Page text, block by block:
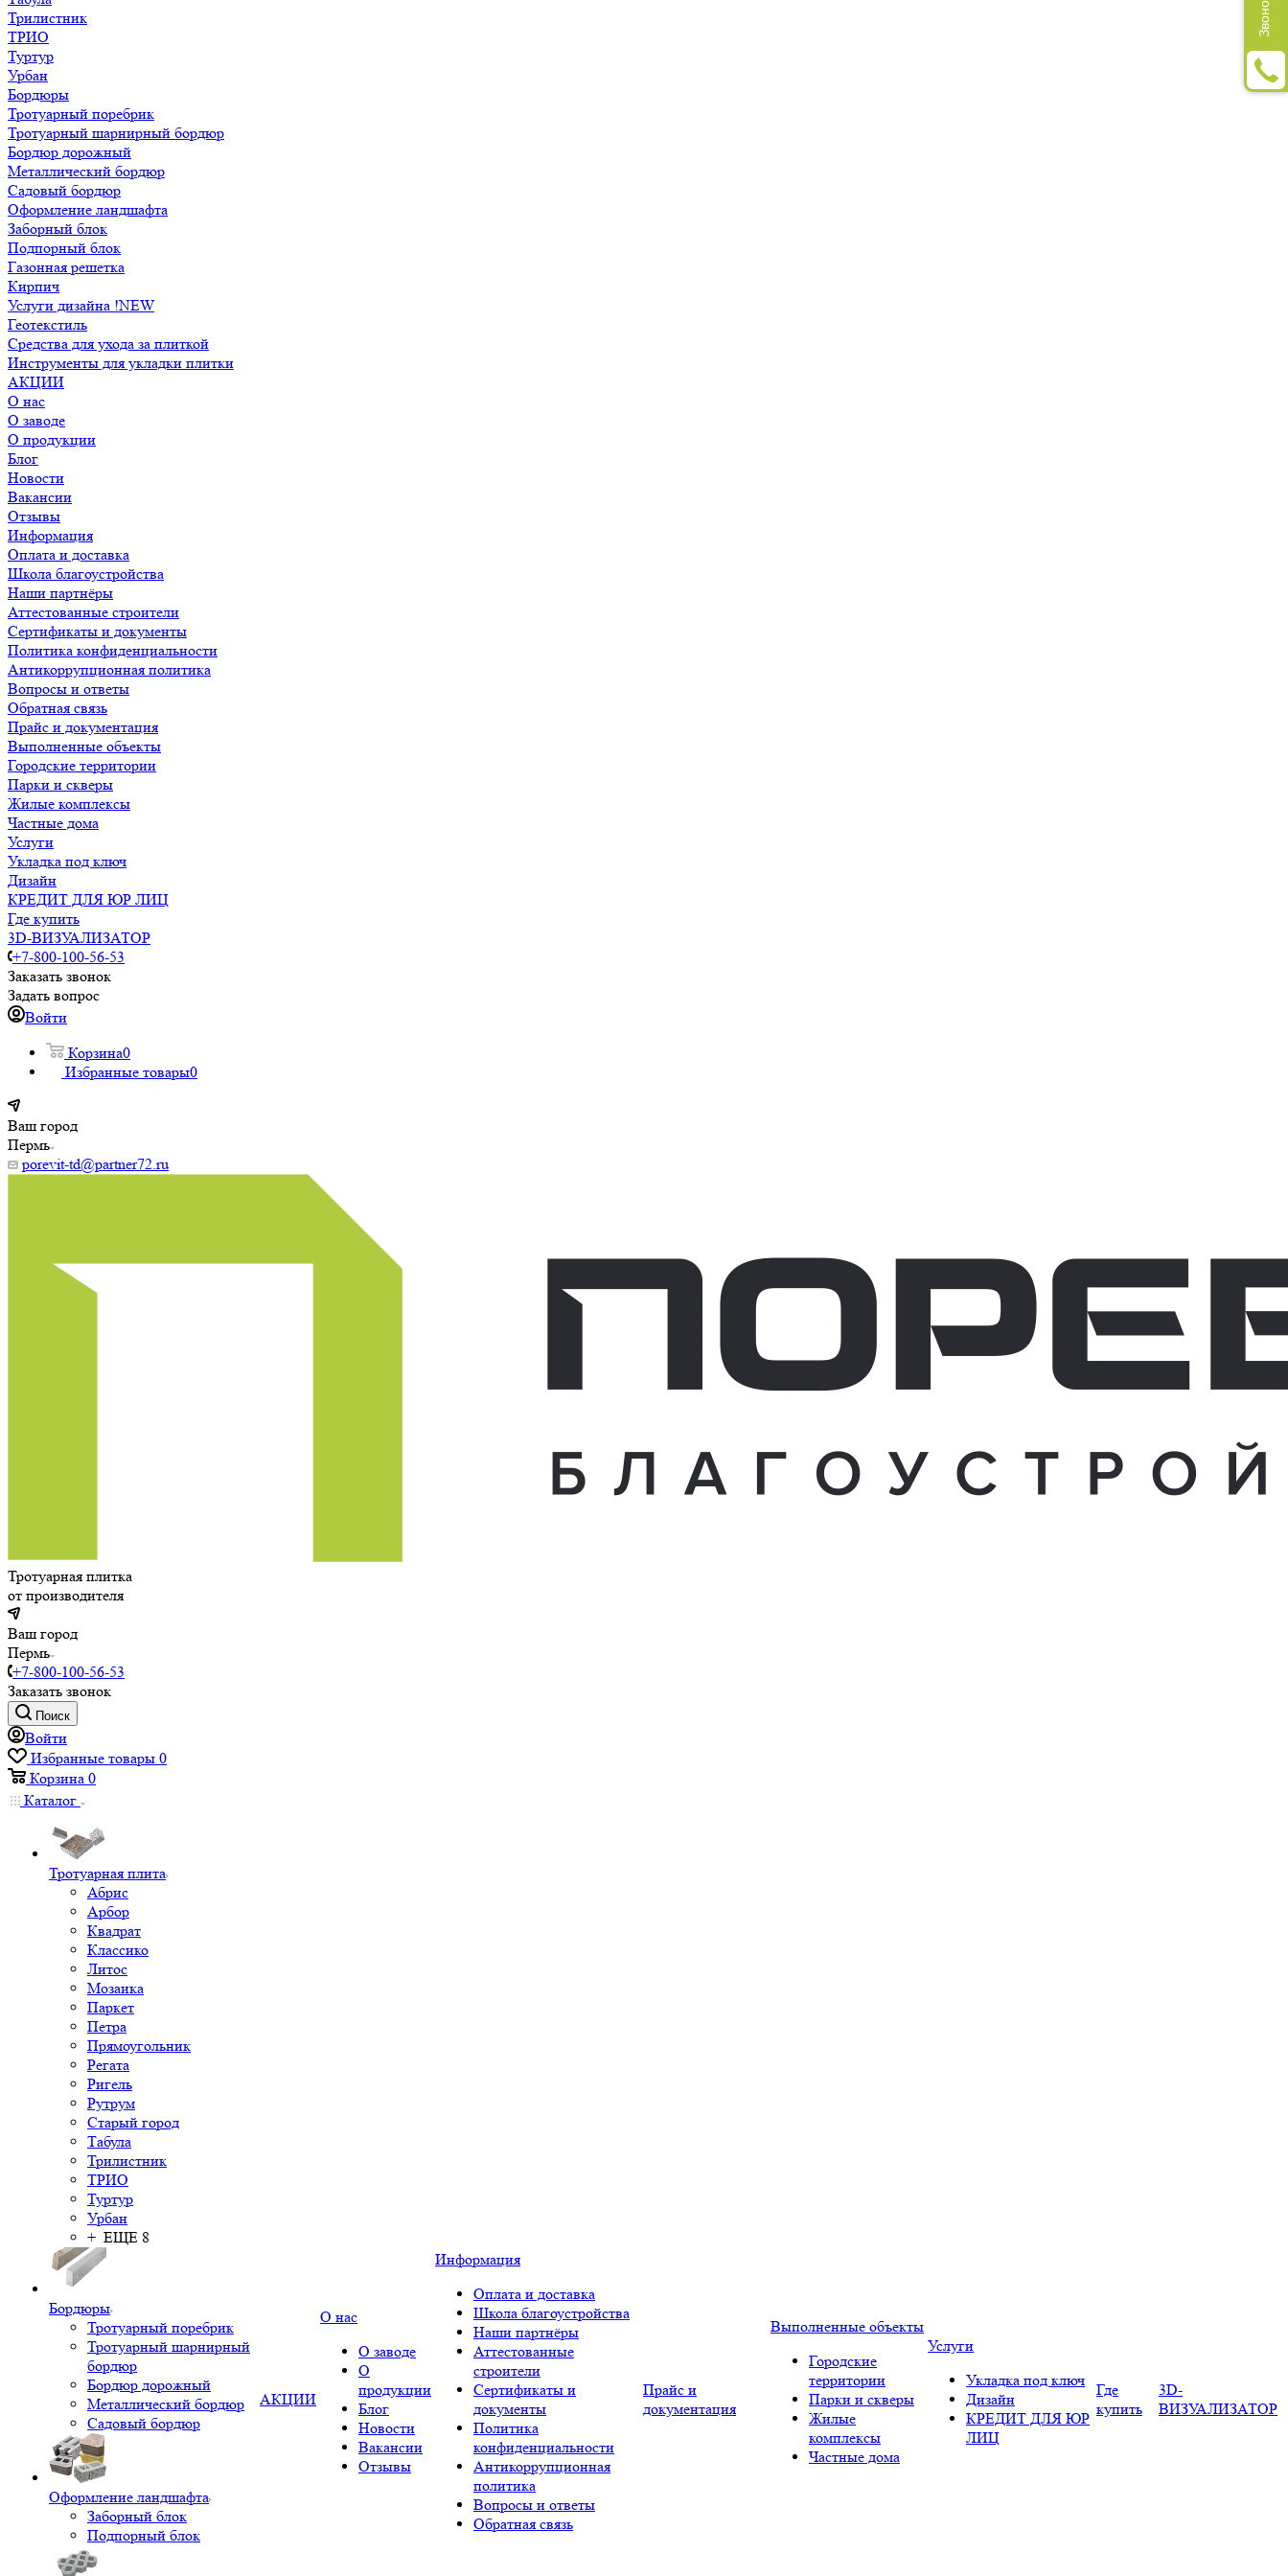
Трилистник
ТРИО
Туртур
Урбан
Бордюры
Тротуарный поребрик
Тротуарный шарнирный бордюр
Бордюр дорожный
Металлический бордюр
Садовый бордюр
Оформление ландшафта
Заборный блок
Подпорный блок
Газонная решетка
Кирпич
Услуги дизайна !NEW
Геотекстиль
Средства для ухода за плиткой
Инструменты для укладки плитки
АКЦИИ
О нас
О заводе
О продукции
Блог
Новости
Вакансии
Отзывы
Информация
Оплата и доставка
Школа благоустройства
Наши партнёры
Аттестованные строители
Сертификаты и документы
Политика конфиденциальности
Антикоррупционная политика
Вопросы и ответы
Обратная связь
Прайс и документация
Выполненные объекты
Городские территории
Парки и скверы
Жилые комплексы
Частные дома
Услуги
Укладка под ключ
Дизайн
КРЕДИТ ДЛЯ ЮР ЛИЦ
Где купить
3D-ВИЗУАЛИЗАТОР
+7-800-100-56-53
Заказать звонок
Задать вопрос
Войти
Корзина0
Избранные товары0
Ваш город
Пермь
porevit-td@partner72.ru
Тротуарная плитка
от производителя
Ваш город
Пермь
+7-800-100-56-53
Заказать звонок
Поиск
Войти
Избранные товары 0
Корзина 0
Каталог
Тротуарная плита
Абрис
Арбор
Квадрат
Классико
Литос
Мозаика
Паркет
Петра
Прямоугольник
Регата
Ригель
Рутрум
Старый город
Табула
Трилистник
ТРИО
Туртур
Урбан
+ ЕЩЕ 8
Бордюры
Тротуарный поребрик
Тротуарный шарнирный
бордюр
Бордюр дорожный
Металлический бордюр
Садовый бордюр
Оформление ландшафта
Заборный блок
Подпорный блок
АКЦИИ
О нас
О заводе
О
продукции
Блог
Новости
Вакансии
Отзывы
Информация
Оплата и доставка
Школа благоустройства
Наши партнёры
Аттестованные
строители
Сертификаты и
документы
Политика
конфиденциальности
Антикоррупционная
политика
Вопросы и ответы
Обратная связь
Прайс и
документация
Выполненные объекты
Городские
территории
Парки и скверы
Жилые
комплексы
Частные дома
Услуги
Укладка под ключ
Дизайн
КРЕДИТ ДЛЯ ЮР
ЛИЦ
Где
купить
3D-
ВИЗУАЛИЗАТОР